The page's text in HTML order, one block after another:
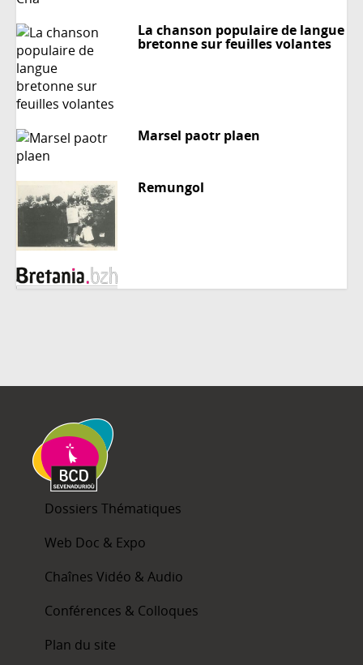
La chanson populaire de langue
bretonne sur feuilles volantes
Marsel paotr plaen
Remungol
Dossiers Thématiques
Web Doc & Expo
Chaînes Vidéo & Audio
Conférences & Colloques
Plan du site